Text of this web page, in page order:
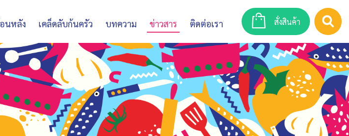
นหลัง เคล็ดลับก้นครัว บทความ ข่าวสาร ติดต่อเรา สั่งสินค้า